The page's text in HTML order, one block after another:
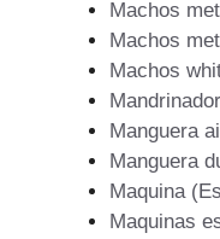
Machos
Machos
Machos
Manguera
Manguera
Maquina
Maquinas